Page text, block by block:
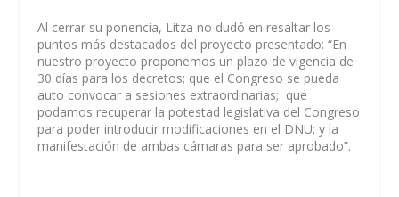
Al cerrar su ponencia, Litza no dudó en resaltar los
puntos más destacados del proyecto presentado: “En
nuestro proyecto proponemos un plazo de vigencia de
30 días para los decretos; que el Congreso se pueda
auto convocar a sesiones extraordinarias; que
podamos recuperar la potestad legislativa del Congreso
para poder introducir modificaciones en el DNU; y la
manifestación de ambas cámaras para ser aprobado”.